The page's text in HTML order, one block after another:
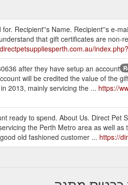
Recipient''s Name. Recipient''s e-
that gift certificates are non-
after they have setup an account
will be credited the value of the
2013, mainly servicing the ... https://
ready to spend. About Us. Direct Pet
the Perth Metro area as well
old fashioned customer ... https://